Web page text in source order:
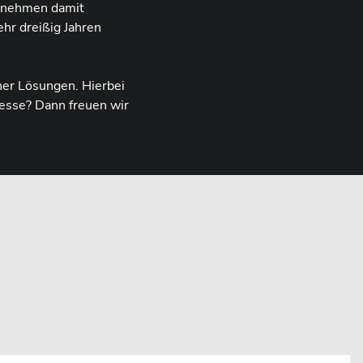
damit
dreißig Jahren
Lösungen. Hierbei
Dann freuen wir